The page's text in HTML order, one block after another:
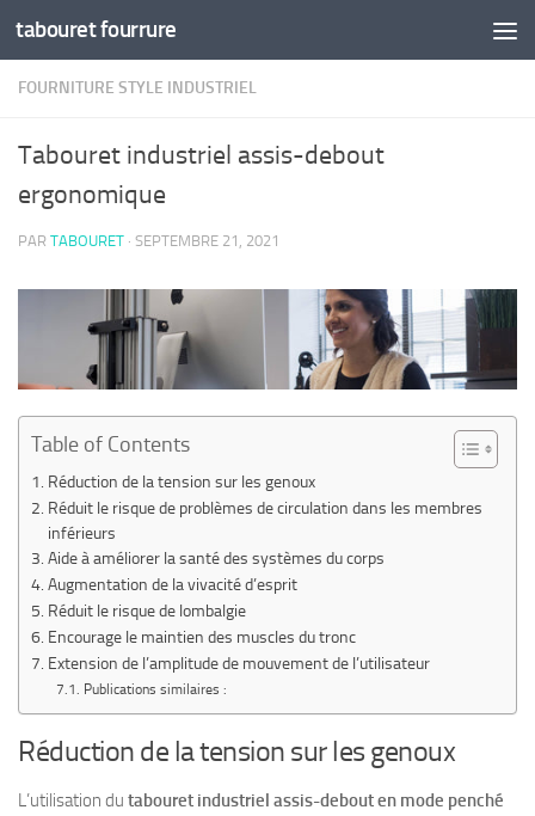
Skip to content
tabouret fourrure
FOURNITURE STYLE INDUSTRIEL
Tabouret industriel assis-debout
ergonomique
PAR TABOURET · SEPTEMBRE 21, 2021
Table of Contents
Réduction de la tension sur les genoux
Réduit le risque de problèmes de circulation dans les membres
inférieurs
Aide à améliorer la santé des systèmes du corps
Augmentation de la vivacité d’esprit
Réduit le risque de lombalgie
Encourage le maintien des muscles du tronc
Extension de l’amplitude de mouvement de l’utilisateur
Publications similaires :
Réduction de la tension sur les genoux
L’utilisation du tabouret industriel assis-debouten mode penché